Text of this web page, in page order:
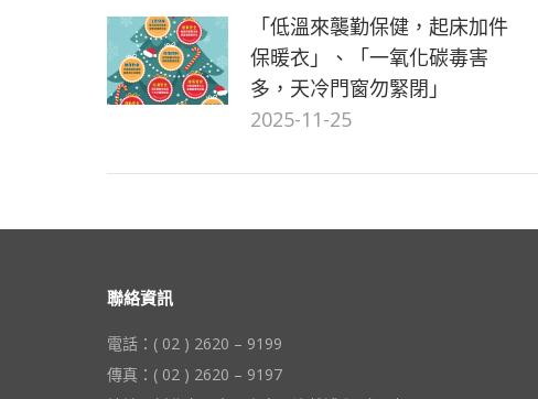
「低溫來襲勤保健，起床加件
保暖衣」、「一氧化碳毒害
多，天冷門窗勿緊閉」
2025-11-25
聯絡資訊
電話：( 02 ) 2620 – 9199
傳真：( 02 ) 2620 – 9197